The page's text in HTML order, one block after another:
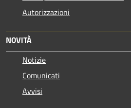
Autorizzazioni
NOVITÀ
Notizie
Comunicati
Avvisi